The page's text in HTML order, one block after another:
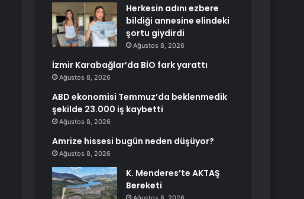
Herkesin adını ezbere
bildiği annesine elindeki
şortu giydirdi
Ağustos 8, 2026
İzmir Karabağlar’da BİO fark yarattı
Ağustos 8, 2026
ABD ekonomisi Temmuz’da beklenmedik
şekilde 23.000 iş kaybetti
Ağustos 8, 2026
Amrize hissesi bugün neden düşüyor?
Ağustos 8, 2026
K. Menderes’te AKTAŞ
Bereketi